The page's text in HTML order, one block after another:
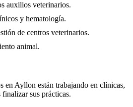
auxilios veterinarios.
y hematología.
de centros veterinarios.
animal.
en Ayllon están trabajando en clínicas,
sus prácticas.